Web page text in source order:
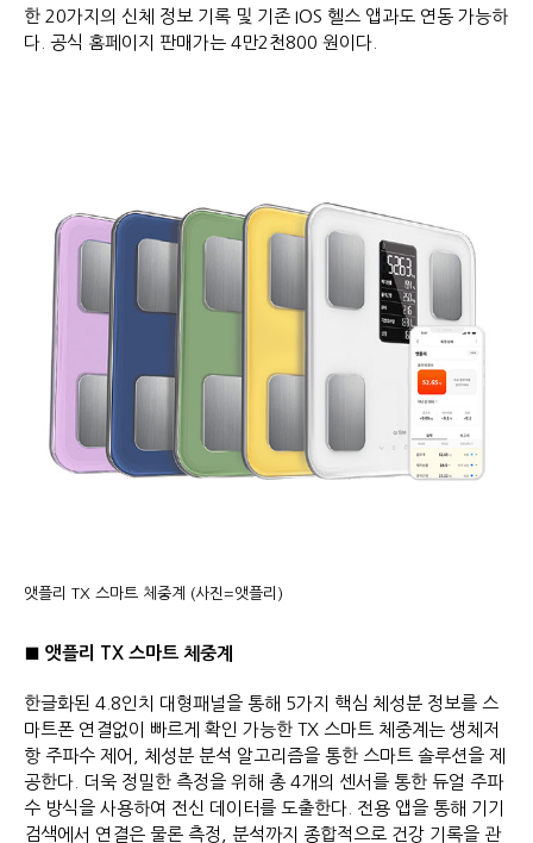
한 20가지의 신체 정보 기록 및 기존 IOS 헬스 앱과도 연동 가능하
다. 공식 홈페이지 판매가는 4만2천800 원이다.
앳플리 TX 스마트 체중계 (사진=앳플리)
■ 앳플리 TX 스마트 체중계
한글화된 4.8인치 대형패널을 통해 5가지 핵심 체성분 정보를 스
마트폰 연결없이 빠르게 확인 가능한 TX 스마트 체중계는 생체저
항 주파수 제어, 체성분 분석 알고리즘을 통한 스마트 솔루션을 제
공한다. 더욱 정밀한 측정을 위해 총 4개의 센서를 통한 듀얼 주파
수 방식을 사용하여 전신 데이터를 도출한다. 전용 앱을 통해 기기
검색에서 연결은 물론 측정, 분석까지 종합적으로 건강 기록을 관